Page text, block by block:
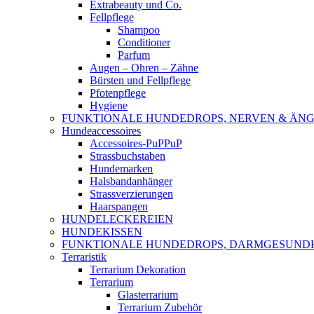
Extrabeauty und Co.
Fellpflege
Shampoo
Conditioner
Parfum
Augen – Ohren – Zähne
Bürsten und Fellpflege
Pfotenpflege
Hygiene
FUNKTIONALE HUNDEDROPS, NERVEN &
Hundeaccessoires
Accessoires-PuPPuP
Strassbuchstaben
Hundemarken
Halsbandanhänger
Strassverzierungen
Haarspangen
HUNDELECKEREIEN
HUNDEKISSEN
FUNKTIONALE HUNDEDROPS,
Terraristik
Terrarium Dekoration
Terrarium
Glasterrarium
Terrarium Zubehör